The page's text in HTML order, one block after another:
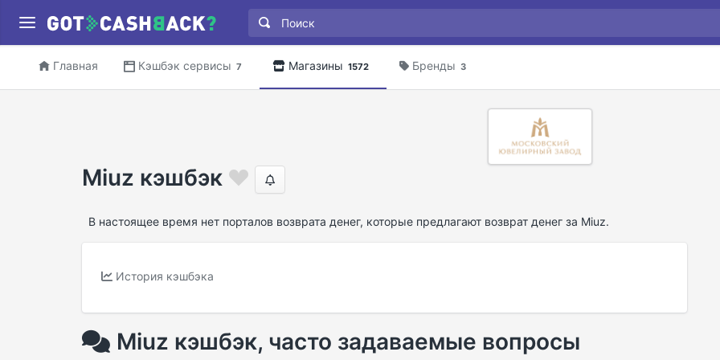
Главная Кэшбэк сервисы 7 Магазины 1572 Бренды 3
Miuz кэшбэк
В настоящее время нет порталов возврата денег, которые предлагают возврат денег за Miuz.
История кэшбэка
Miuz кэшбэк, часто задаваемые вопросы